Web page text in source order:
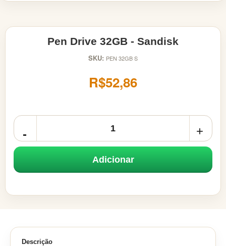
Pen Drive 32GB - Sandisk
SKU: PEN 32GB S
R$52,86
Adicionar
Descrição